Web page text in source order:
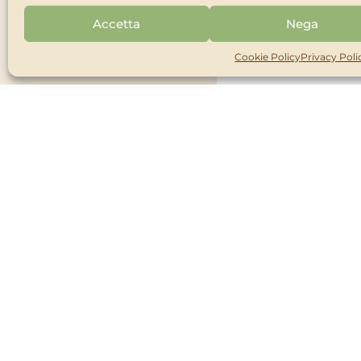
Accetta Nega
Cookie PolicyPrivacy
100% NATURALE
BIO